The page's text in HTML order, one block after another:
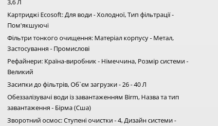
3,6 Л
Картриджі Ecosoft: Для води - Холодної, Тип фільтрації -
Пом'якшуючі
Фільтри тонкого очищення: Матеріал корпусу - Метал,
Застосування - Промислові
Рефайнери: Країна-виробник - Німеччина, Розмір системи -
Великий
Засипки до фільтрів, Об`єм загрузки - 26 - 40 Л
Обеззалізувачі води із завантаженням Birm, Назва та тип
завантаження - Бірма (Сша)
Зворотний осмос: Ступені очистки - 4, Дизайн системи -